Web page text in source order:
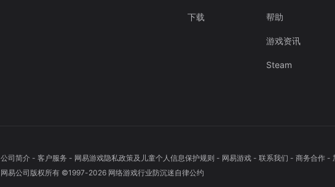
下载 帮助
游戏资讯
Steam
公司简介- 客户服务 - 网易游戏隐私政策及儿童个人信息保护规则 - 网易游戏- 联系我们 - 商务合作-
网易公司版权所有 ©1997-2026 网络游戏行业防沉迷自律公约